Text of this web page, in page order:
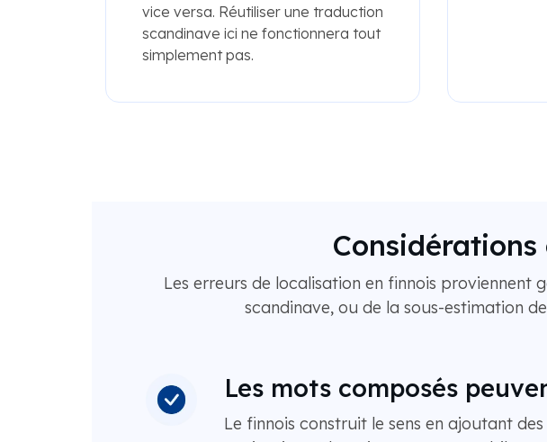
vice versa. Réutiliser une traduction
scandinave ici ne fonctionnera tout
simplement pas.
Les erreurs de localisation en finnois
scandinave, ou de la sous-estimation
Les mots composés
Le finnois construit le sens en ajoutant